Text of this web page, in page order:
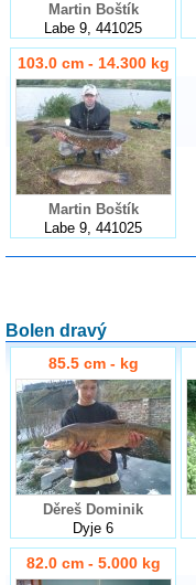
Martin Boštík
Labe 9, 441025
103.0 cm - 14.300 kg
Martin Boštík
Labe 9, 441025
Bolen dravý
85.5 cm - kg
Děreš Dominik
Dyje 6
82.0 cm - 5.000 kg